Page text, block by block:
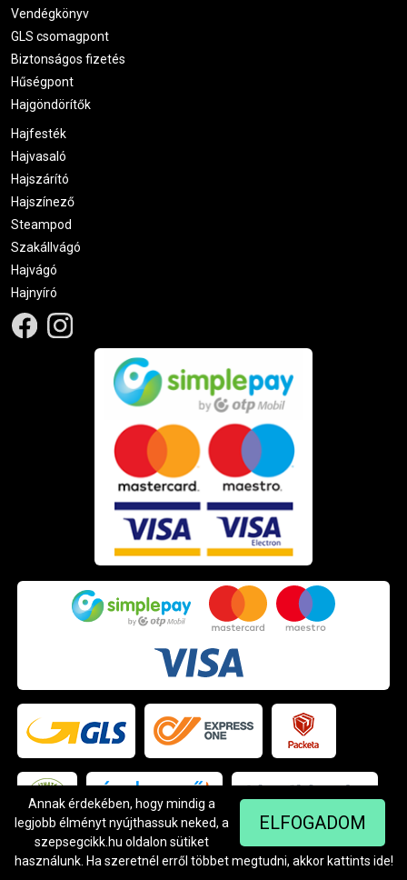
Vendégkönyv
GLS csomagpont
Biztonságos fizetés
Hűségpont
Hajgöndörítők
Hajfesték
Hajvasaló
Hajszárító
Hajszínező
Steampod
Szakállvágó
Hajvágó
Hajnyíró
Árukereső.hu ELFOGADOM
Annak érdekében, hogy mindig a
legjobb élményt nyújthassuk neked, a
szepsegcikk.hu oldalon sütiket
használunk. Ha szeretnél erről többet megtudni, akkor kattints ide!